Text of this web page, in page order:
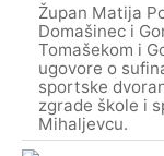
Župan Matija
Domašinec i
Tomašekom i
ugovore o
sportske
zgrade škole i
Mihaljevcu.